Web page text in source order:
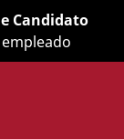
Candidato